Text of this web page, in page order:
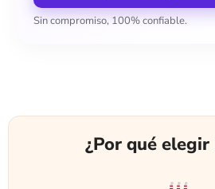
Sin compromiso, 100% confiable.
¿Por qué elegir